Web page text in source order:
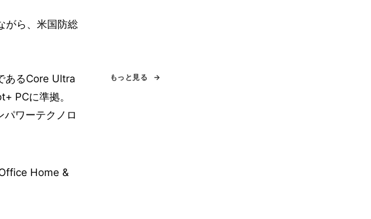
がら、米国防総
あるCore Ultra
PCに準拠。
ワーテクノロ
Home &
もっと見る